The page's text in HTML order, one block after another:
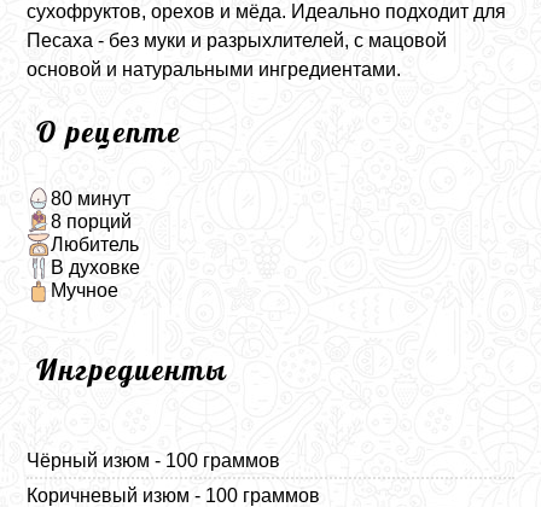
сухофруктов, орехов и мёда. Идеально подходит для
Песаха - без муки и разрыхлителей, с мацовой
основой и натуральными ингредиентами.
О рецепте
80 минут
8 порций
Любитель
В духовке
Мучное
Ингредиенты
Чёрный изюм - 100 граммов
Коричневый изюм - 100 граммов